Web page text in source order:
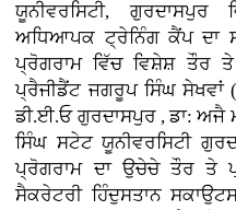
ਯੂਨੀਵਰਸਿਟੀ,
ਅਧਿਆਪਕ ਟ੍ਰੇਨਿੰਗ ਕੈਂਪ ਦਾ
ਪ੍ਰੋਗਰਾਮ ਵਿੱਚ ਵਿਸ਼ੇਸ਼ ਤੌਰ
ਪ੍ਰੈਜੀਡੈਂਟ ਜਗਰੂਪ ਸਿੰਘ ਸੇਖਵਾਂ
ਡੀ.ਈ.ਓ ਗੁਰਦਾਸਪੁਰ , ਡਾ:
ਸਿੰਘ ਸਟੇਟ ਯੂਨੀਵਰਸਿਟੀ
ਪ੍ਰੋਗਰਾਮ ਦਾ ਉਚੇਚੇ ਤੌਰ ਤੇ
ਸੈਕਰੇਟਰੀ ਹਿੰਦੁਸਤਾਨ